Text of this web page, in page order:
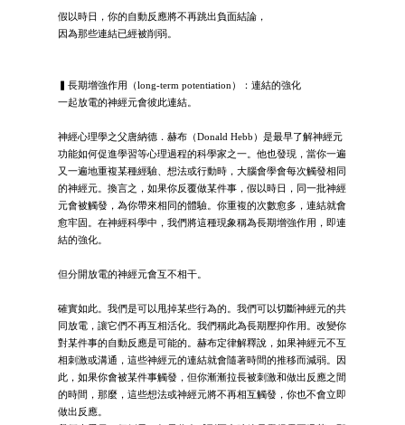
假以時日，你的自動反應將不再跳出負面結論，
因為那些連結已經被削弱。
▍長期增強作用（long-term potentiation）：連結的強化
一起放電的神經元會彼此連結。
神經心理學之父唐納德．赫布（Donald Hebb）是最早了解神經元
功能如何促進學習等心理過程的科學家之一。他也發現，當你一遍
又一遍地重複某種經驗、想法或行動時，大腦會學會每次觸發相同
的神經元。換言之，如果你反覆做某件事，假以時日，同一批神經
元會被觸發，為你帶來相同的體驗。你重複的次數愈多，連結就會
愈牢固。在神經科學中，我們將這種現象稱為長期增強作用，即連
結的強化。
但分開放電的神經元會互不相干。
確實如此。我們是可以甩掉某些行為的。我們可以切斷神經元的共
同放電，讓它們不再互相活化。我們稱此為長期壓抑作用。改變你
對某件事的自動反應是可能的。赫布定律解釋說，如果神經元不互
相刺激或溝通，這些神經元的連結就會隨著時間的推移而減弱。因
此，如果你會被某件事觸發，但你漸漸拉長被刺激和做出反應之間
的時間，那麼，這些想法或神經元將不再相互觸發，你也不會立即
做出反應。